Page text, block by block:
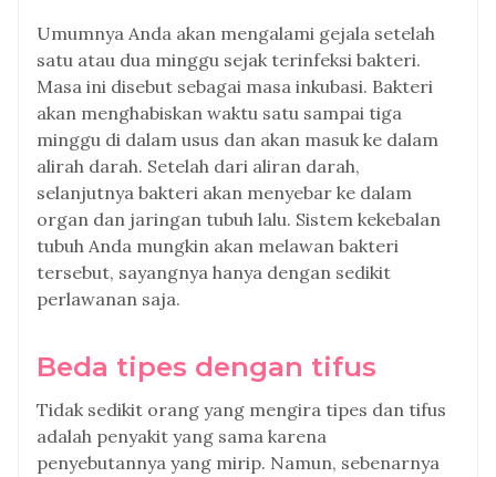
Umumnya Anda akan mengalami gejala setelah
satu atau dua minggu sejak terinfeksi bakteri.
Masa ini disebut sebagai masa inkubasi. Bakteri
akan menghabiskan waktu satu sampai tiga
minggu di dalam usus dan akan masuk ke dalam
alirah darah. Setelah dari aliran darah,
selanjutnya bakteri akan menyebar ke dalam
organ dan jaringan tubuh lalu. Sistem kekebalan
tubuh Anda mungkin akan melawan bakteri
tersebut, sayangnya hanya dengan sedikit
perlawanan saja.
Beda tipes dengan tifus
Tidak sedikit orang yang mengira tipes dan tifus
adalah penyakit yang sama karena
penyebutannya yang mirip. Namun, sebenarnya